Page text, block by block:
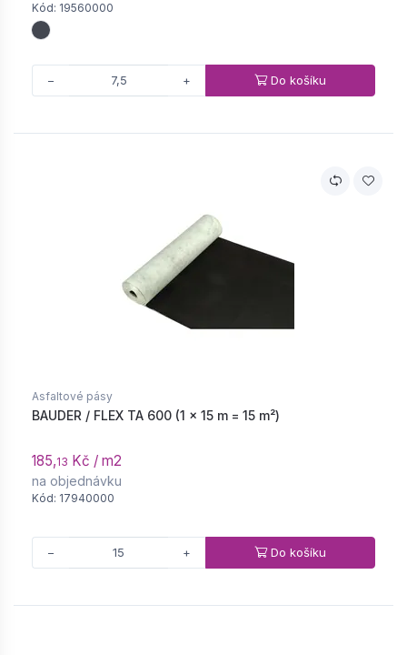
Kód: 19560000
− + Do košíku
Asfaltové pásy
BAUDER / FLEX TA 600 (1 × 15 m = 15 m²)
185,13 Kč / m2
na objednávku
Kód: 17940000
− + Do košíku